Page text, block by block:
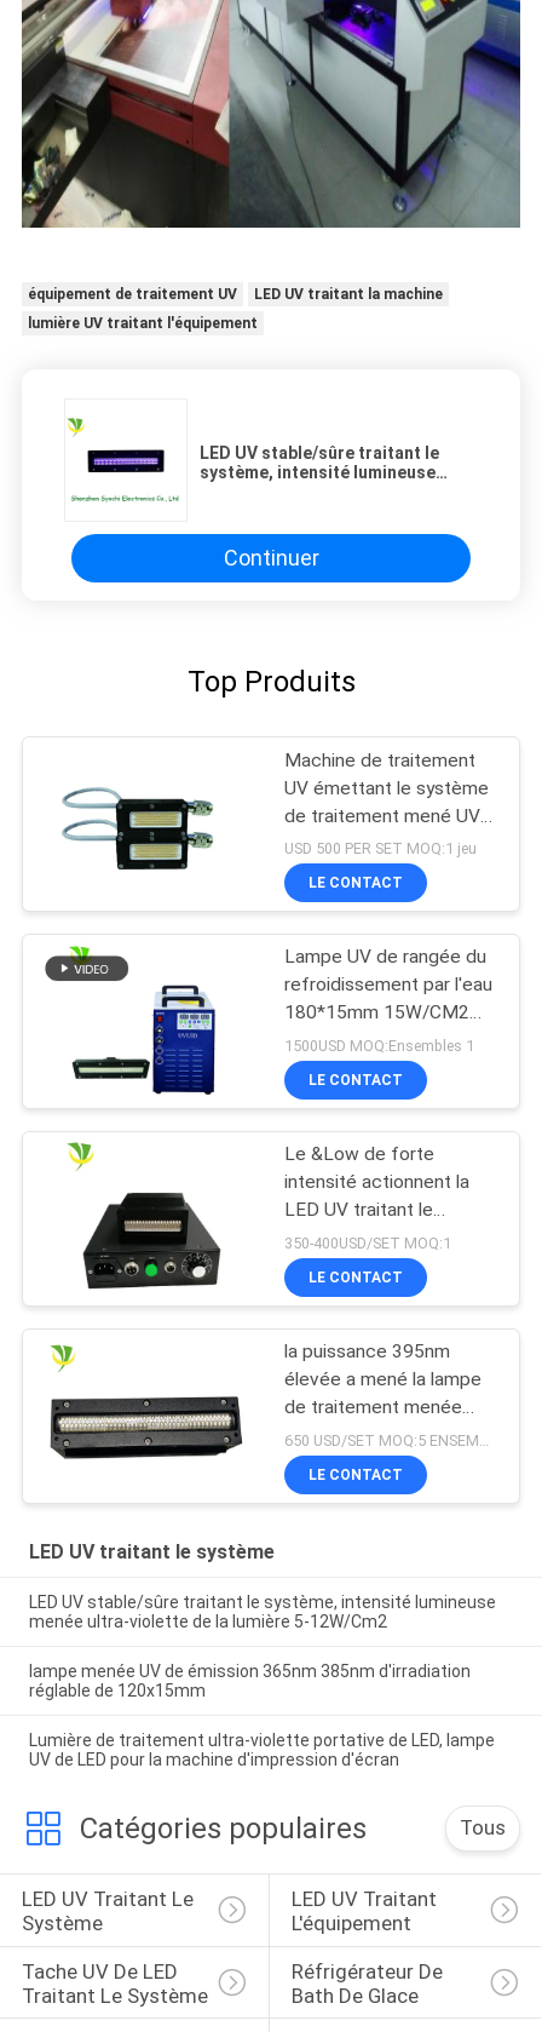
équipement de traitement UV
LED UV traitant la machine
lumière UV traitant l'équipement
LED UV stable/sûre traitant le
système, intensité lumineuse
Continuer
Top Produits
Machine de traitement
UV émettant le système
de traitement mené UV
de puissance élevée de
la longueur d'onde
395nm de la taille 50x20
USD 500 PER SET MOQ:1 jeu
LE CONTACT
Lampe UV de rangée du
refroidissement par l'eau
180*15mm 15W/CM2
395nm LED
1500USD MOQ:Ensembles 1
LE CONTACT
Le &Low de forte
intensité actionnent la
LED UV traitant le
dessiccateur UV de
lampe pour l'encre
traitée
350-400USD/SET MOQ:1
LE CONTACT
la puissance 395nm
élevée a mené la lampe
de traitement menée
ultra-violette pour
l'imprimante UV à plat
LE CONTACT
LED UV traitant le système
LED UV stable/sûre traitant le système, intensité lumineuse
menée ultra-violette de la lumière 5-12W/Cm2
lampe menée UV de émission 365nm 385nm d'irradiation
réglable de 120x15mm
Lumière de traitement ultra-violette portative de LED, lampe
UV de LED pour la machine d'impression d'écran
Catégories populaires Tous
LED UV Traitant Le
Système
LED UV Traitant
L'équipement
Tache UV De LED
Traitant Le Système
Réfrigérateur De
Bath De Glace